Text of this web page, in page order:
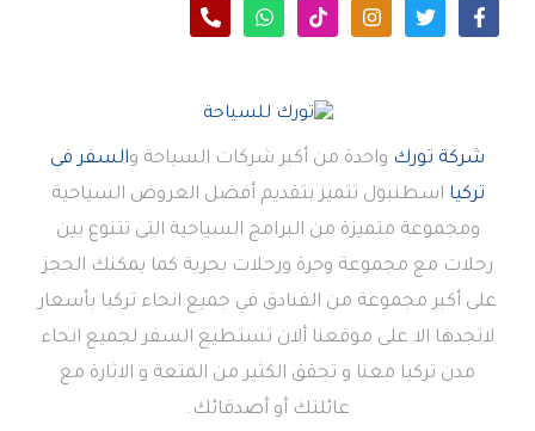
شركة تورك واحدة من أكبر شركات السياحة والسفر فى
تركيا اسطنبول تتميز بتقديم أفضل العروض السياحية
ومجموعة متميزة من البرامج السياحية التى تتنوع بين
رحلات مع مجموعة وحرة ورحلات بحرية كما يمكنك الحجز
على أكبر مجموعة من الفنادق في جميع انحاء تركيا بأسعار
لاتجدها الا على موقعنا ألان تستطيع السفر لجميع انحاء
مدن تركيا معنا و تحقق الكثير من المتعة و الاثارة مع
عائلتك أو أصدقائك.